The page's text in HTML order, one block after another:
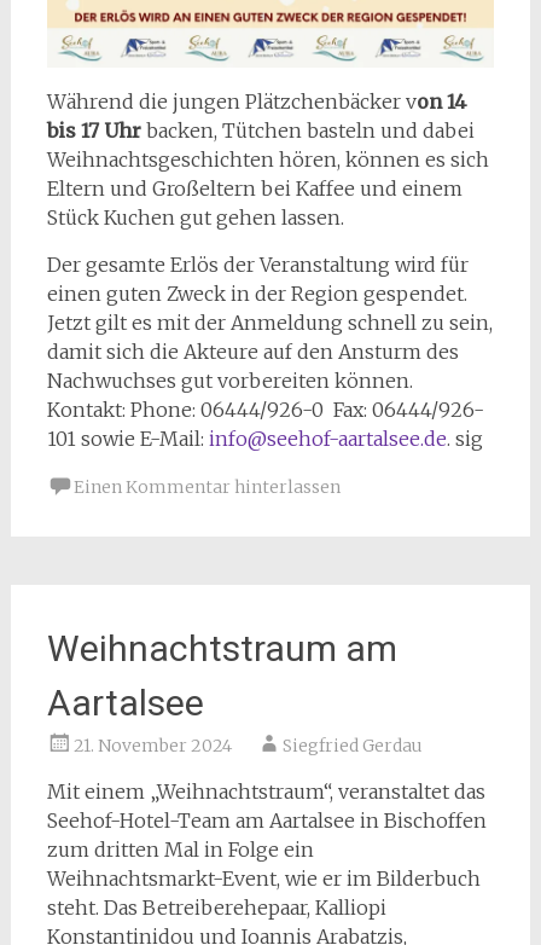
Während die jungen Plätzchenbäcker von 14
bis 17 Uhrbacken, Tütchen basteln und dabei
Weihnachtsgeschichten hören, können es sich
Eltern und Großeltern bei Kaffee und einem
Stück Kuchen gut gehen lassen.
Der gesamte Erlös der Veranstaltung wird für
einen guten Zweck in der Region gespendet.
Jetzt gilt es mit der Anmeldung schnell zu sein,
damit sich die Akteure auf den Ansturm des
Nachwuchses gut vorbereiten können.
Kontakt: Phone: 06444/926-0 Fax: 06444/926-
101 sowie E-Mail: info@seehof-aartalsee.de. sig
Einen Kommentar hinterlassen
Weihnachtstraum am
Aartalsee
21. November 2024 Siegfried Gerdau
Mit einem „Weihnachtstraum“, veranstaltet das
Seehof-Hotel-Team am Aartalsee in Bischoffen
zum dritten Mal in Folge ein
Weihnachtsmarkt-Event, wie er im Bilderbuch
steht. Das Betreiberehepaar, Kalliopi
Konstantinidou und Ioannis Arabatzis,